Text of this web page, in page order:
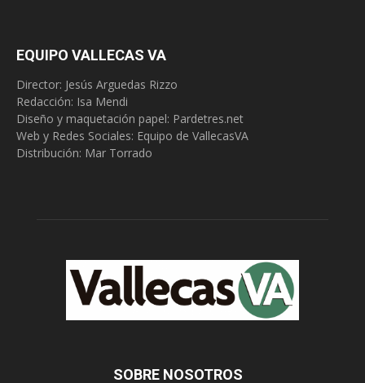
EQUIPO VALLECAS VA
Director: Jesús Arguedas Rizzo
Redacción: Isa Mendi
Diseño y maquetación papel: Pardetres.net
Web y Redes Sociales: Equipo de VallecasVA
Distribución: Mar Torrado
SOBRE NOSOTROS